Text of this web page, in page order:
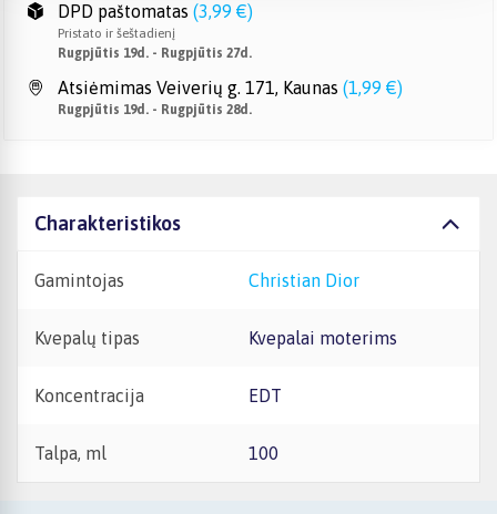
DPD paštomatas (3,99 €)
Pristato ir šeštadienį
Rugpjūtis 19d. - Rugpjūtis 27d.
Atsiėmimas Veiverių g. 171, Kaunas (1,99 €)
Rugpjūtis 19d. - Rugpjūtis 28d.
Charakteristikos
Gamintojas Christian Dior
Kvepalų tipas Kvepalai moterims
Koncentracija EDT
Talpa, ml 100